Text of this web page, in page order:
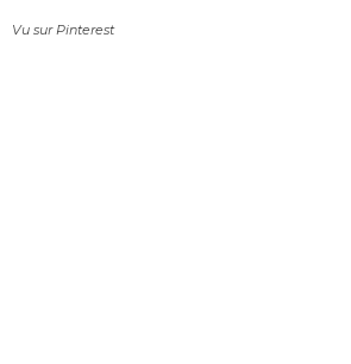
Vu sur Pinterest